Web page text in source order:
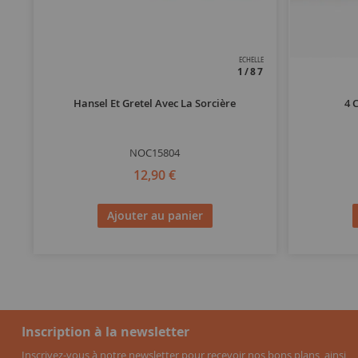
ECHELLE
1/87
Hansel Et Gretel Avec La Sorcière
NOC15804
12,90 €
Ajouter au panier
4
Inscription à la newsletter
Inscrivez-vous à notre newsletter pour recevoir nos bons plans, ainsi